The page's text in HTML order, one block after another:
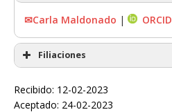
✉Carla Maldonado | ORCID
Filiaciones
Recibido: 12-02-2023
Aceptado: 24-02-2023